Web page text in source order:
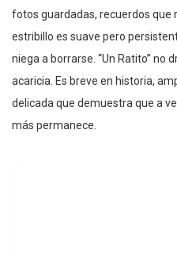
fotos guardadas, recuerdos que
estribillo es suave pero
niega a borrarse. “Un Ratito” no
acaricia. Es breve en historia,
delicada que demuestra que a
más permanece.